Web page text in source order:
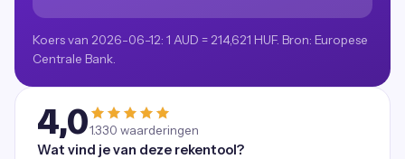
Koers van 2026-06-12: 1 AUD = 214,621 HUF. Bron: Europese
Centrale Bank.
4,01.330 waarderingen
Wat vind je van deze rekentool?